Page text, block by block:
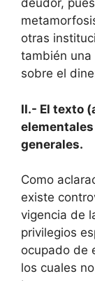
deudor,
otras
también una
sobre el
II.- El texto
generales.
Como
existe
vigencia de
privilegios
ocupado de
los cuales